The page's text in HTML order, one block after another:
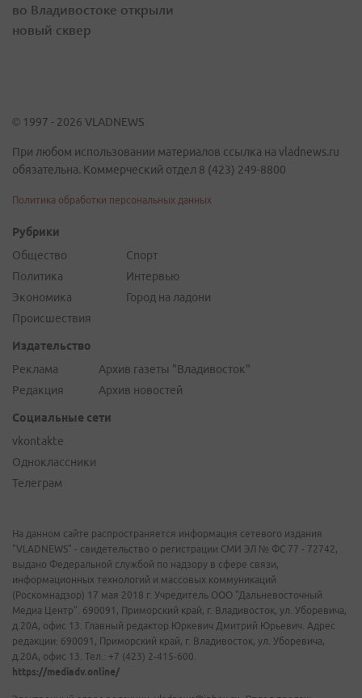
во Владивостоке открыли
новый сквер
© 1997 - 2026 VLADNEWS
При любом использовании материалов ссылка на vladnews.ru
обязательна. Коммерческий отдел 8 (423) 249-8800
Политика обработки персональных данных
Рубрики
Общество
Политика
Экономика
Происшествия
Спорт
Интервью
Город на ладони
Издательство
Реклама
Редакция
Архив газеты "Владивосток"
Архив новостей
Социальные сети
vkontakte
Одноклассники
Телеграм
На данном сайте распространяется информация сетевого издания
"VLADNEWS" - свидетельство о регистрации СМИ ЭЛ № ФС 77 - 72742,
выдано Федеральной службой по надзору в сфере связи,
информационных технологий и массовых коммуникаций
(Роскомнадзор) 17 мая 2018 г. Учредитель ООО "Дальневосточный
Медиа Центр". 690091, Приморский край, г. Владивосток, ул. Уборевича,
д.20А, офис 13. Главный редактор Юркевич Дмитрий Юрьевич. Адрес
редакции: 690091, Приморский край, г. Владивосток, ул. Уборевича,
д.20А, офис 13. Тел.: +7 (423) 2-415-600.
https://mediadv.online/